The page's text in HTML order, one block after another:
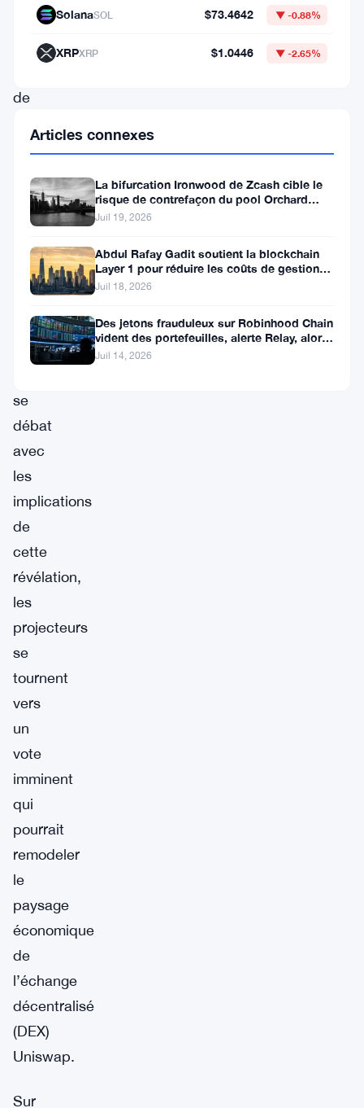
41,41
de
que
communauté
finance
décentralisée
se
débat
avec
les
implications
de
cette
révélation,
les
projecteurs
se
tournent
vers
un
vote
imminent
qui
pourrait
remodeler
le
paysage
économique
de
l’échange
décentralisé
(DEX)
Uniswap.
Sur
SolanaSOL $73.4642 ▼ -0.88%
XRPXRP $1.0446 ▼ -2.65%
Articles connexes
La bifurcation Ironwood de Zcash cible le
risque de contrefaçon du pool Orchard
avant l’activation du 28
Juil 19, 2026
Abdul Rafay Gadit soutient la blockchain
Layer 1 pour réduire les coûts de gestion
de patrimoine
Juil 18, 2026
Des jetons frauduleux sur Robinhood Chain
vident des portefeuilles, alerte Relay, alors
que le volume DEX atteint 400M$
Juil 14, 2026